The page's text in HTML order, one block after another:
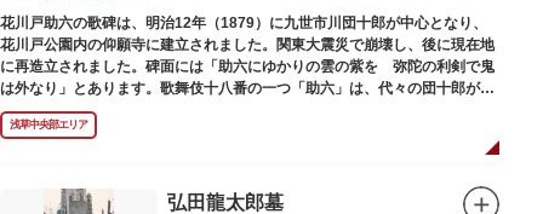
花川戸助六の歌碑は、明治12年（1879）に九世市川団十郎が中心となり、
花川戸公園内の仰願寺に建立されました。関東大震災で崩壊し、後に現在地
に再造立されました。碑面には「助六にゆかりの雲の紫を 弥陀の利剣で鬼
は外なり」とあります。歌舞伎十八番の一つ「助六」は、代々の団十郎が伝
えていますが、助六の実像は不明です。
浅草中央部エリア
弘田龍太郎墓